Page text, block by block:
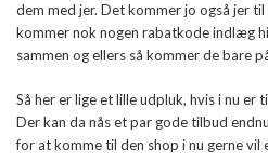
dem med jer. Det kommer jo også jer til
kommer nok nogen rabatkode indlæg
sammen og ellers så kommer de bare
Så her er lige et lille udpluk, hvis i nu er
Der kan da nås et par gode tilbud
for at komme til den shop i nu gerne vil